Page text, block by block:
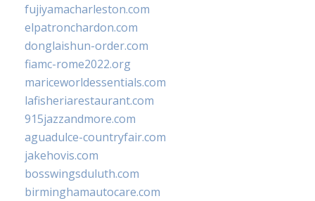
fujiyamacharleston.com
elpatronchardon.com
donglaishun-order.com
fiamc-rome2022.org
mariceworldessentials.com
lafisheriarestaurant.com
915jazzandmore.com
aguadulce-countryfair.com
jakehovis.com
bosswingsduluth.com
birminghamautocare.com